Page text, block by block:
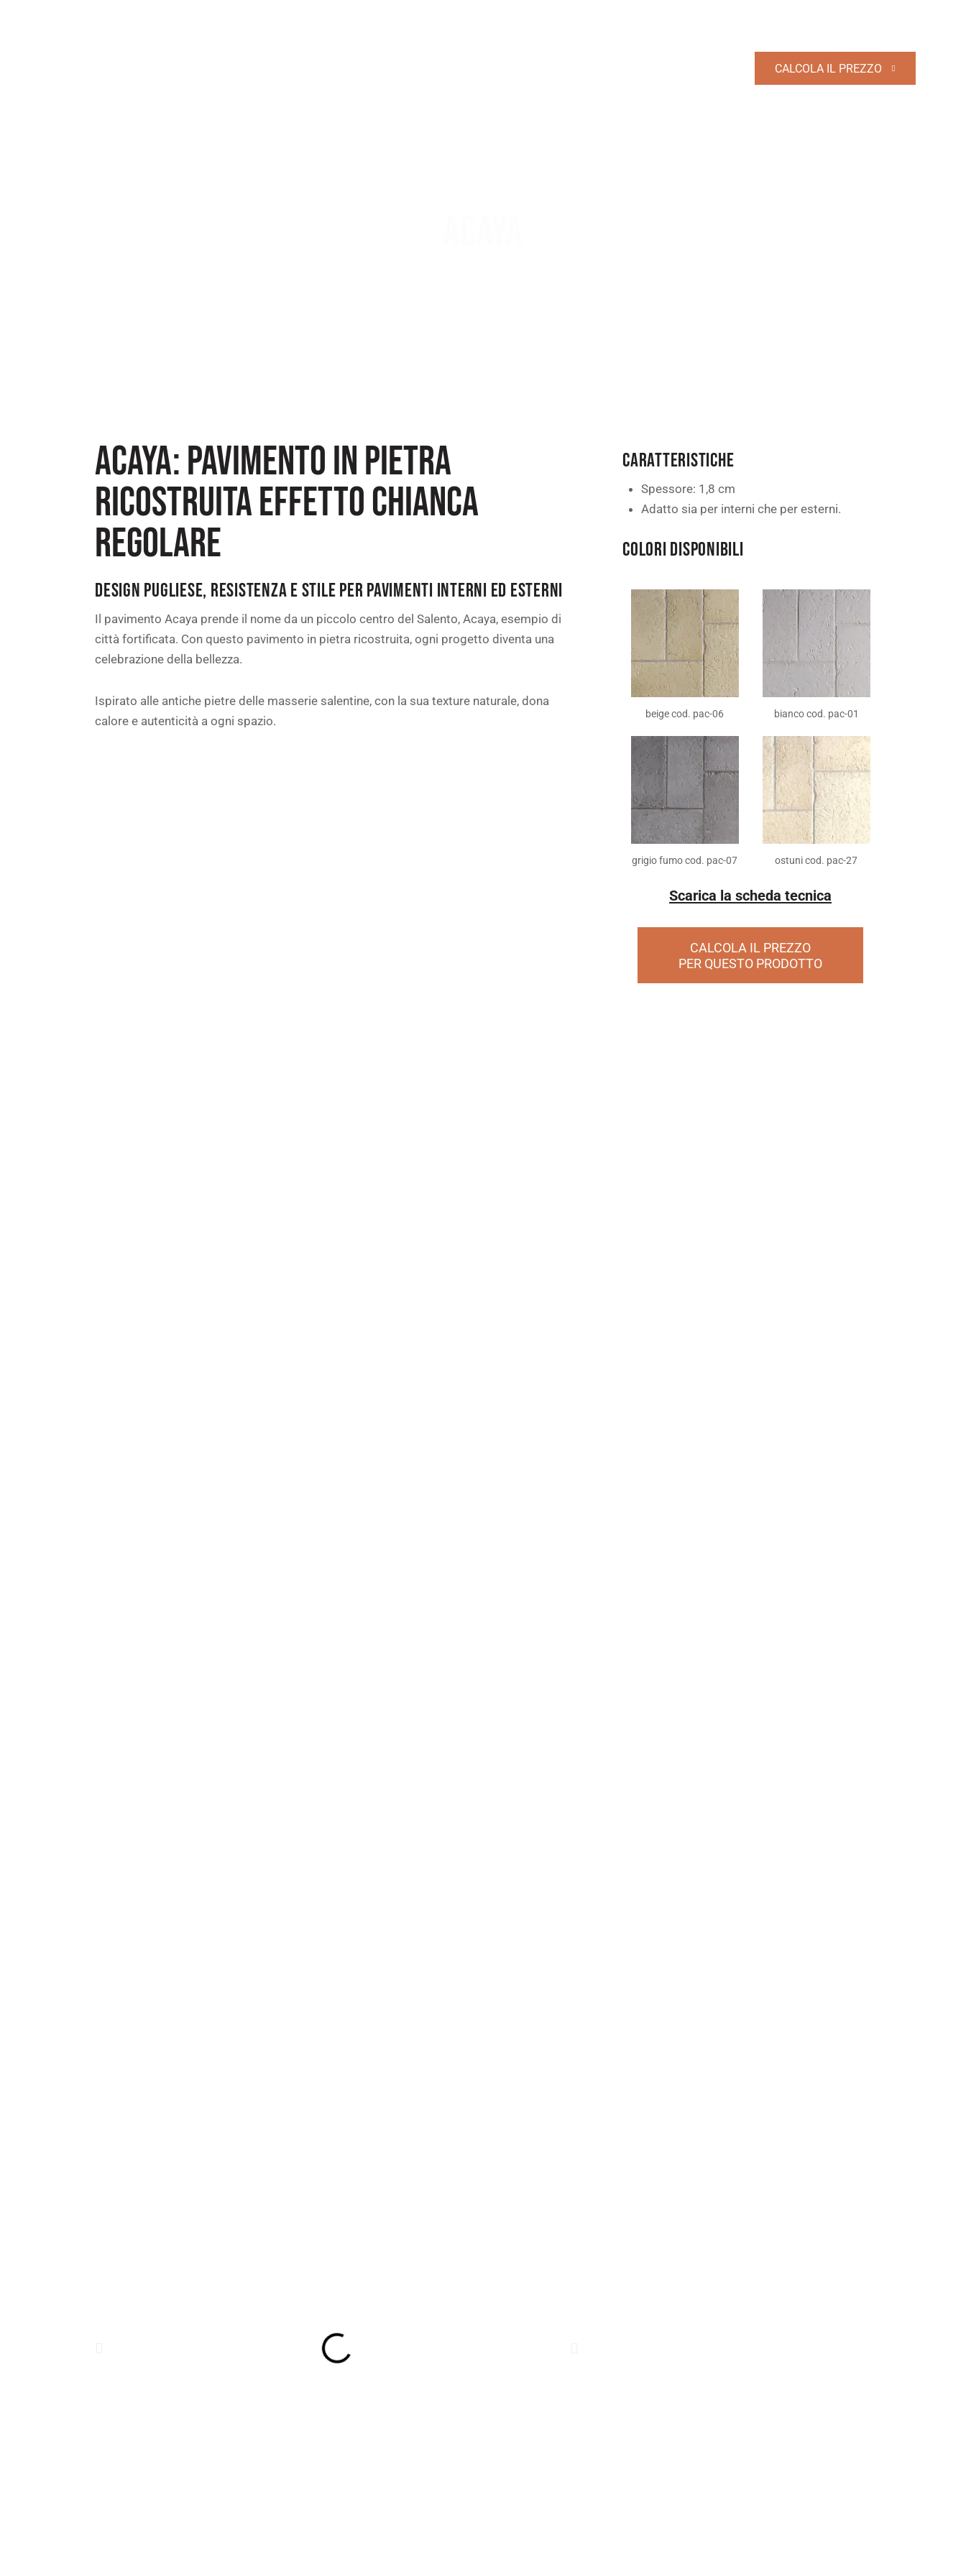
CALCOLA IL PREZZO
ACAYA: PAVIMENTO IN PIETRA
RICOSTRUITA EFFETTO CHIANCA
REGOLARE
DESIGN PUGLIESE, RESISTENZA E STILE PER PAVIMENTI INTERNI ED ESTERNI
Il pavimento Acaya prende il nome da un piccolo centro del Salento, Acaya, esempio di
città fortificata. Con questo pavimento in pietra ricostruita, ogni progetto diventa una
celebrazione della bellezza.
Ispirato alle antiche pietre delle masserie salentine, con la sua texture naturale, dona
calore e autenticità a ogni spazio.
CARATTERISTICHE
Spessore: 1,8 cm
Adatto sia per interni che per esterni.
COLORI DISPONIBILI
beige cod. pac-06 bianco cod. pac-01
grigio fumo cod. pac-07 ostuni cod. pac-27
Scarica la scheda tecnica
CALCOLA IL PREZZO
PER QUESTO PRODOTTO